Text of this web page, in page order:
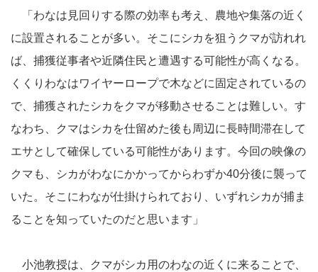
「わなは見回りする際の効率も考え、農地や集落の近く
に設置されることが多い。そこにシカを狙うクマが訪れれ
ば、捕獲従事者や近隣住民と遭遇する可能性が高くなる。
くくりわなはワイヤーロープで木などに固定されているの
で、捕獲されたシカをクマが移動させることは難しい。す
なわち、クマはシカを仕留めた後も周辺に長時間滞在して
エサとして確保している可能性があります。今回の映像の
クマも、シカがわなにかかってからわずか40分後に襲って
いた。そこにわなが仕掛けられており、いずれシカが捕ま
ることを知っていたのだと思います」
小池教授は、クマがシカ用のわなの近くに来ることで、